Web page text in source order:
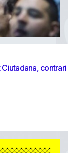
Ciutadana, contrari